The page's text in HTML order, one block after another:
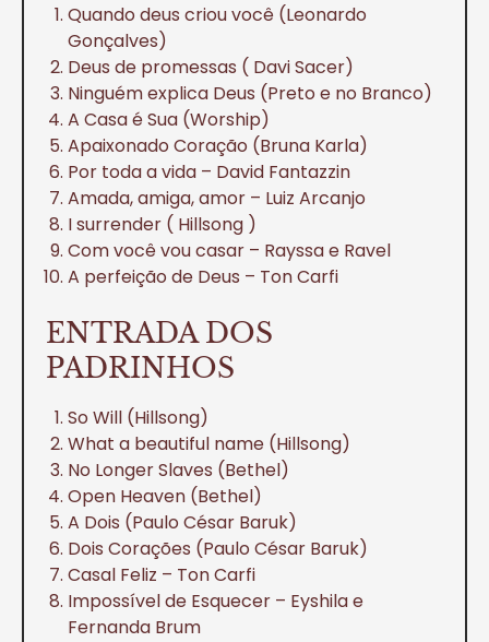
Quando deus criou você (Leonardo
Gonçalves)
Deus de promessas ( Davi Sacer)
Ninguém explica Deus (Preto e no Branco)
A Casa é Sua (Worship)
Apaixonado Coração (Bruna Karla)
Por toda a vida – David Fantazzin
Amada, amiga, amor – Luiz Arcanjo
I surrender ( Hillsong )
Com você vou casar – Rayssa e Ravel
A perfeição de Deus – Ton Carfi
ENTRADA DOS
PADRINHOS
So Will (Hillsong)
What a beautiful name (Hillsong)
No Longer Slaves (Bethel)
Open Heaven (Bethel)
A Dois (Paulo César Baruk)
Dois Corações (Paulo César Baruk)
Casal Feliz – Ton Carfi
Impossível de Esquecer – Eyshila e
Fernanda Brum